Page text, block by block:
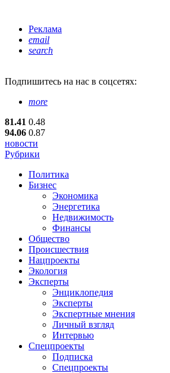
Реклама
email
search
Подпишитесь на нас в соцсетях:
more
81.41 0.48
94.06 0.87
новости
Рубрики
Политика
Бизнес
Экономика
Энергетика
Недвижимость
Финансы
Общество
Происшествия
Нацпроекты
Экология
Эксперты
Энциклопедия
Эксперты
Экспертные мнения
Личный взгляд
Интервью
Спецпроекты
Подписка
Спецпроекты